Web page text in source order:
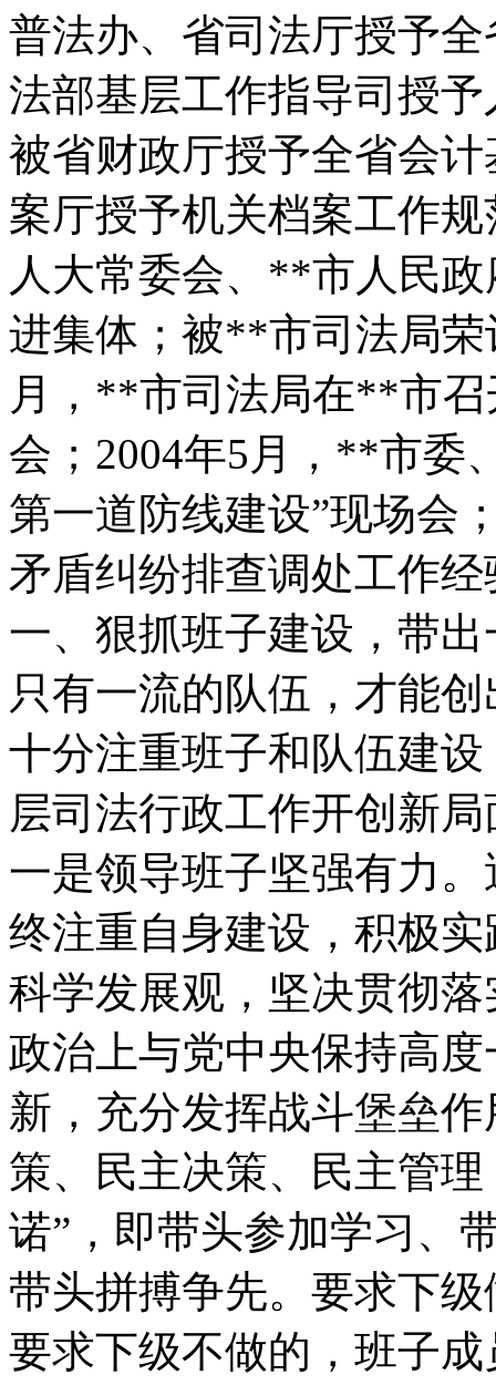
普法办、省司法厅授予
法部基层工作指导司授
被省财政厅授予全省会
案厅授予机关档案工作
人大常委会、**市人民
进集体；被**市司法局荣
月，**市司法局在**市
会；2004年5月，**市委
第一道防线建设”现场会
矛盾纠纷排查调处工作
一、狠抓班子建设，带
只有一流的队伍，才能
十分注重班子和队伍建
层司法行政工作开创新
一是领导班子坚强有力
终注重自身建设，积极
科学发展观，坚决贯彻
政治上与党中央保持高
新，充分发挥战斗堡垒
策、民主决策、民主管
诺”，即带头参加学习、
带头拼搏争先。要求下
要求下级不做的，班子